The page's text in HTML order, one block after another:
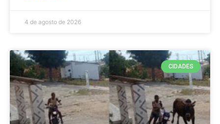
4 de agosto de 2026
CIDADES